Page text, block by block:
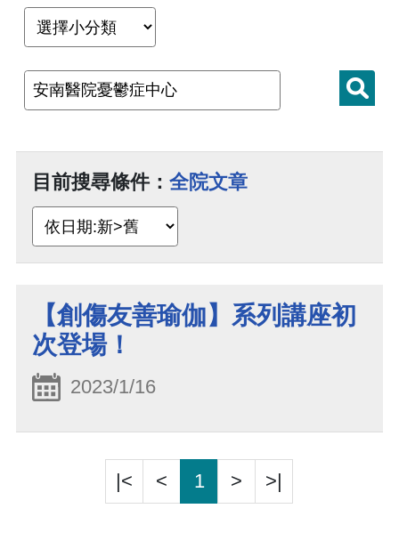
目前搜尋條件： 全院文章
【創傷友善瑜伽】系列講座初
次登場！
2023/1/16
|< < 1 > >|